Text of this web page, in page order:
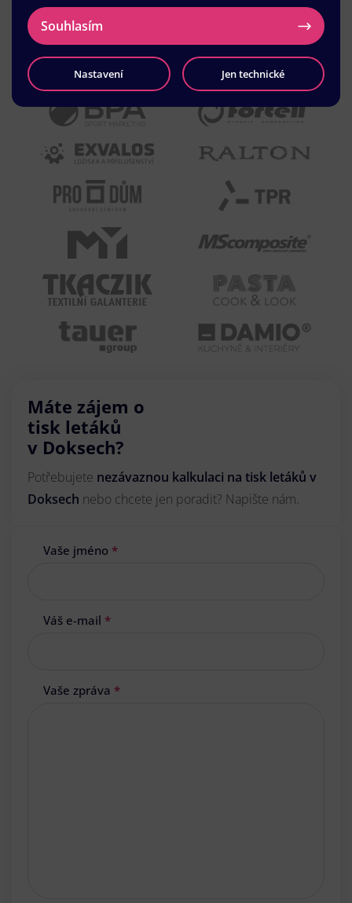
Máte zájem o
tisk letáků
v Doksech?
Potřebujete nezávaznou kalkulaci na tisk letáků v
Doksech nebo chcete jen poradit? Napište nám.
Vaše jméno *
Váš e-mail *
Vaše zpráva *
Souhlasím
Nastavení Jen technické